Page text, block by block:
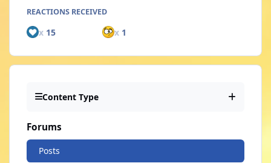
REACTIONS RECEIVED
x 15 x1
Content Type
Forums
Posts